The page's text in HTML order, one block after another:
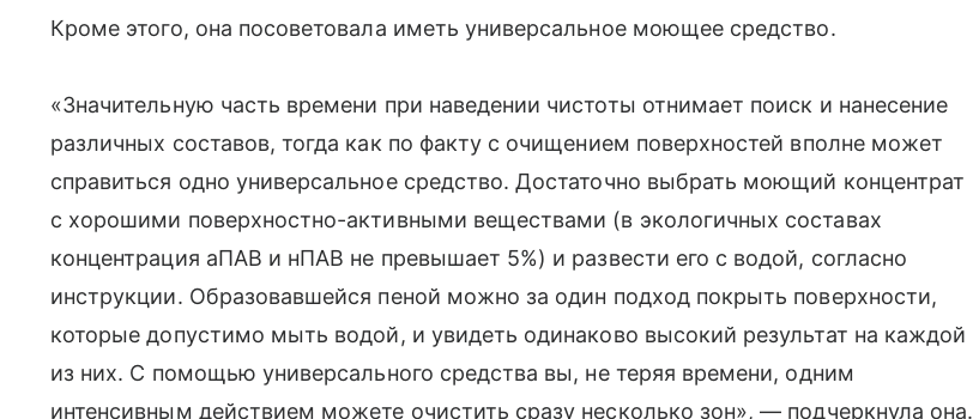
Кроме этого, она посоветовала иметь универсальное моющее средство.
«Значительную часть времени при наведении чистоты отнимает поиск и нанесение
различных составов, тогда как по факту с очищением поверхностей вполне может
справиться одно универсальное средство. Достаточно выбрать моющий концентрат
с хорошими поверхностно-активными веществами (в экологичных составах
концентрация аПАВ и нПАВ не превышает 5%) и развести его с водой, согласно
инструкции. Образовавшейся пеной можно за один подход покрыть поверхности,
которые допустимо мыть водой, и увидеть одинаково высокий результат на каждой
из них. С помощью универсального средства вы, не теряя времени, одним
интенсивным действием можете очистить сразу несколько зон», — подчеркнула она.